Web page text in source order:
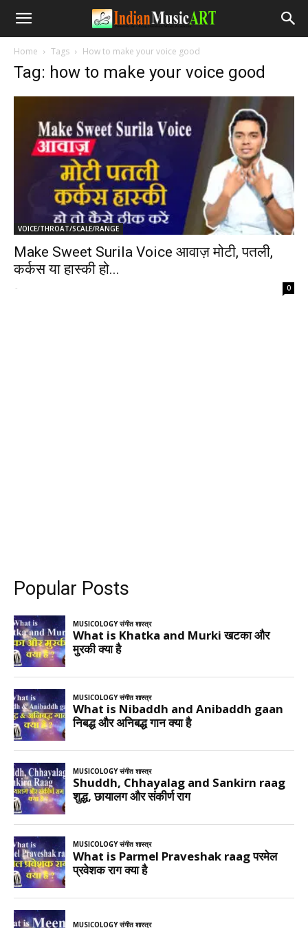
Home Tags How to make your voice good
Tag: how to make your voice good
VOICE/THROAT/SCALE/RANGE
Make Sweet Surila Voice आवाज़ मोटी, पतली,
कर्कस या हास्की हो...
- 0
Popular Posts